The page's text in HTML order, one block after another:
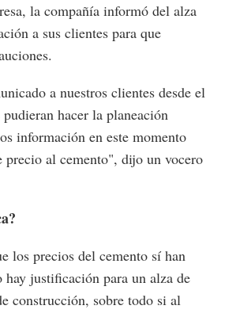
la compañía informó del alza
a sus clientes para que
a nuestros clientes desde el
hacer la planeación
información en este momento
precio al cemento", dijo un vocero
los precios del cemento sí han
hay justificación para un alza de
construcción, sobre todo si al